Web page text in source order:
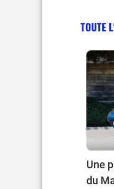
TOUTE
Une
du